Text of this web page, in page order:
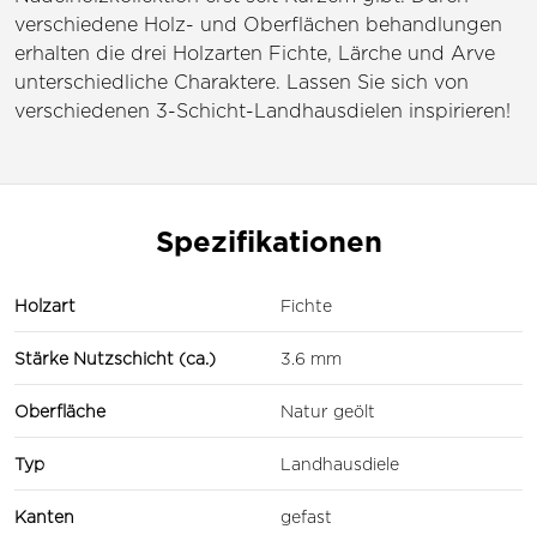
verschiedene Holz- und Oberflächen behandlungen
erhalten die drei Holzarten Fichte, Lärche und Arve
unterschiedliche Charaktere. Lassen Sie sich von
verschiedenen 3-Schicht-Landhausdielen inspirieren!
Spezifikationen
Holzart Fichte
Stärke Nutzschicht (ca.) 3.6 mm
Oberfläche Natur geölt
Typ Landhausdiele
Kanten gefast